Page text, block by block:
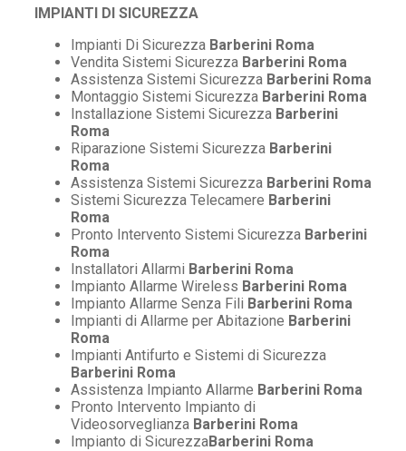
IMPIANTI DI SICUREZZA
Impianti Di Sicurezza Barberini Roma
Vendita Sistemi Sicurezza Barberini Roma
Assistenza Sistemi Sicurezza Barberini Roma
Montaggio Sistemi Sicurezza Barberini Roma
Installazione Sistemi Sicurezza Barberini
Roma
Riparazione Sistemi Sicurezza Barberini
Roma
Assistenza Sistemi Sicurezza Barberini Roma
Sistemi Sicurezza Telecamere Barberini
Roma
Pronto Intervento Sistemi Sicurezza Barberini
Roma
Installatori Allarmi Barberini Roma
Impianto Allarme Wireless Barberini Roma
Impianto Allarme Senza Fili Barberini Roma
Impianti di Allarme per Abitazione Barberini
Roma
Impianti Antifurto e Sistemi di Sicurezza
Barberini Roma
Assistenza Impianto Allarme Barberini Roma
Pronto Intervento Impianto di
Videosorveglianza Barberini Roma
Impianto di SicurezzaBarberini Roma